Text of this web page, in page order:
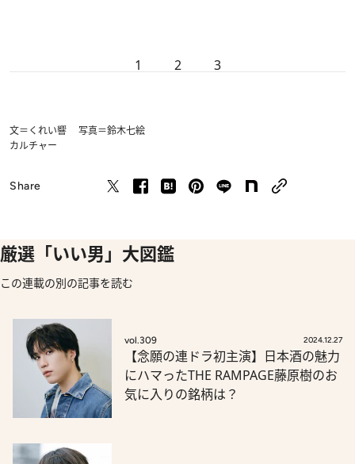
1 2 3
文＝くれい響 写真＝鈴木七絵
カルチャー
Share
厳選「いい男」大図鑑
この連載の別の記事を読む
vol.309 2024.12.27
【念願の連ドラ初主演】日本酒の魅力
にハマったTHE RAMPAGE藤原樹のお
気に入りの銘柄は？